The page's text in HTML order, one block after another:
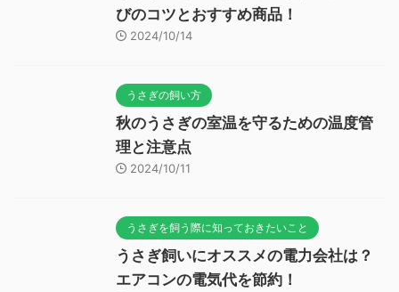
びのコツとおすすめ商品！
2024/10/14
うさぎの飼い方
秋のうさぎの室温を守るための温度管
理と注意点
2024/10/11
うさぎを飼う際に知っておきたいこと
うさぎ飼いにオススメの電力会社は？
エアコンの電気代を節約！